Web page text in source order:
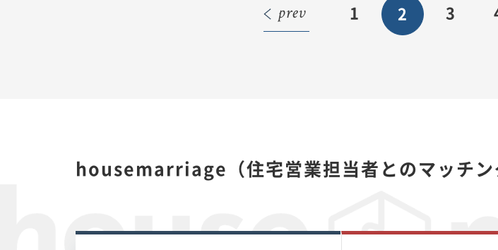
prev 1 2 3
housemarriage（住宅営業担当者とのマッチン